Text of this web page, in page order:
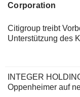
Corporation
Citigroup treibt
Unterstützung des
INTEGER
Oppenheimer auf